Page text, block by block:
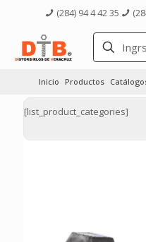
(284) 94 4 42 35
Inicio Productos
[list_product_categories]